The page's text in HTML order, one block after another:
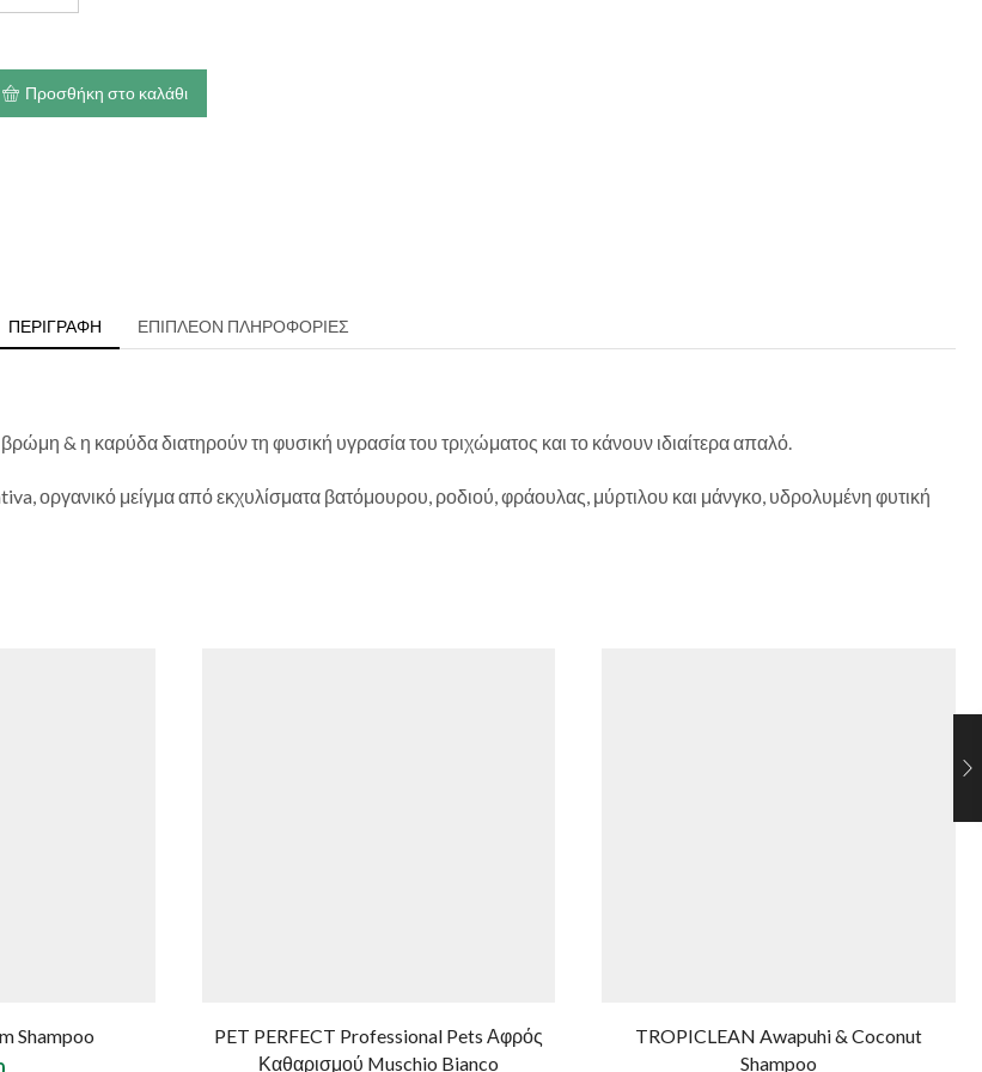
through
Προσθήκη στο καλάθι
ΠΕΡΙΓΡΑΦΉ ΕΠΙΠΛΈΟΝ ΠΛΗΡΟΦΟΡΊΕΣ
& η καρύδα διατηρούν τη φυσική υγρασία του τριχώματος και το κάνουν ιδιαίτερα απαλό.
οργανικό μείγμα από εκχυλίσματα βατόμουρου, ροδιού, φράουλας, μύρτιλου και μάνγκο, υδρολυμένη φυτική
Shampoo
PET PERFECT Professional Pets Αφρός
Καθαρισμού Muschio Bianco
TROPICLEAN Awapuhi & Coconut
Shampoo